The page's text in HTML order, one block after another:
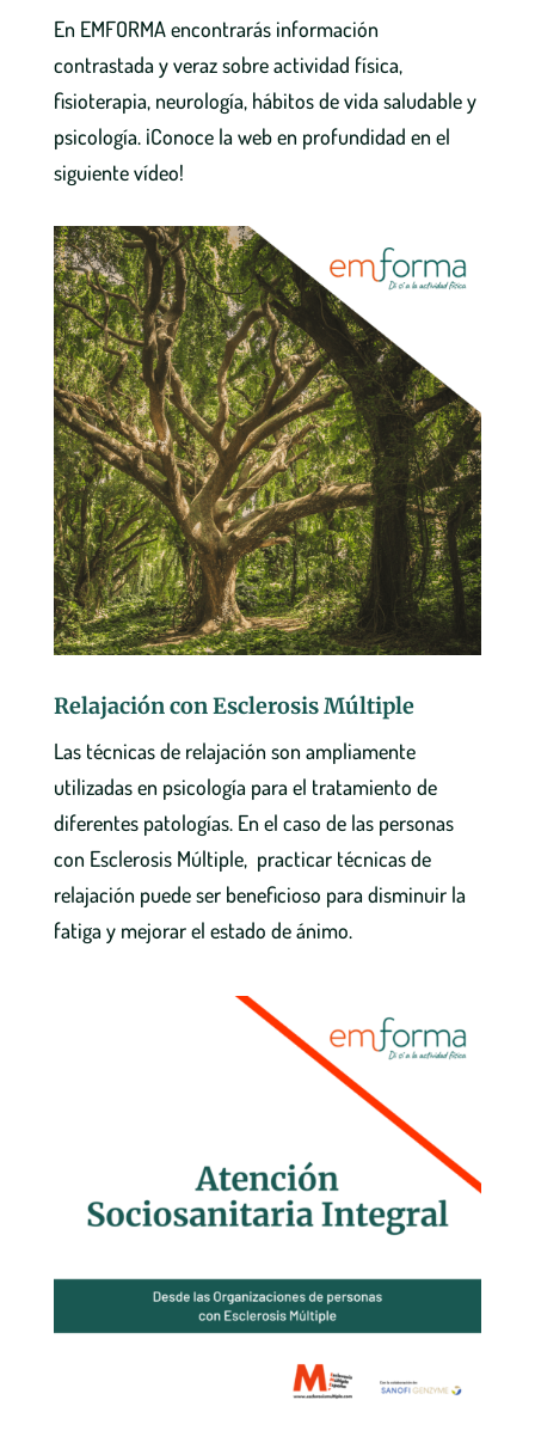
En EMFORMA encontrarás información
contrastada y veraz sobre actividad física,
fisioterapia, neurología, hábitos de vida saludable y
psicología. ¡Conoce la web en profundidad en el
siguiente vídeo!
Relajación con Esclerosis Múltiple
Las técnicas de relajación son ampliamente
utilizadas en psicología para el tratamiento de
diferentes patologías. En el caso de las personas
con Esclerosis Múltiple, practicar técnicas de
relajación puede ser beneficioso para disminuir la
fatiga y mejorar el estado de ánimo.